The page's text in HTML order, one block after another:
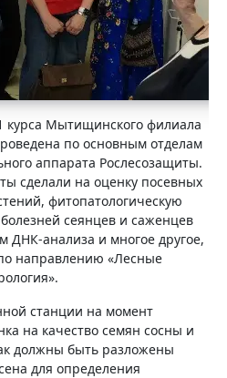
курса Мытищинского филиала
по основным отделам
аппарата Рослесозащиты.
сделали на оценку посевных
фитопатологическую
сеянцев и саженцев
ДНК-анализа и многое другое,
направлению «Лесные
станции на момент
на качество семян сосны и
должны быть разложены
для определения